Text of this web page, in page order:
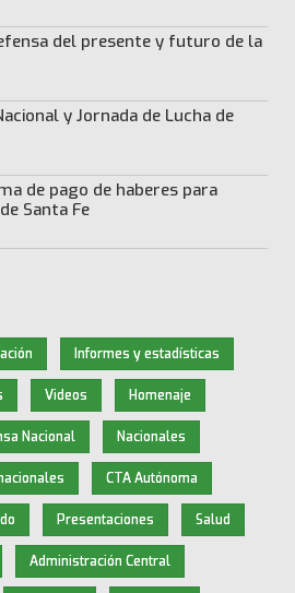
del presente y futuro de la
y Jornada de Lucha de
de pago de haberes para
Santa Fe
Informes y estadísticas
Videos Homenaje
Nacional Nacionales
CTA Autónoma
Presentaciones Salud
Administración Central